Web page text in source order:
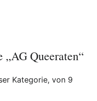
Queeraten“
Kategorie, von 9